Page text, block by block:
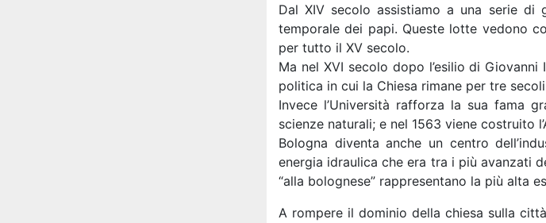
Dal XIV secolo assistiamo a una serie
temporale dei papi. Queste lotte vedono
per tutto il XV secolo.
Ma nel XVI secolo dopo l’esilio di
politica in cui la Chiesa rimane per tre
Invece l’Università rafforza la sua fama
scienze naturali; e nel 1563 viene costruito
Bologna diventa anche un centro
energia idraulica che era tra i più avanzati
“alla bolognese” rappresentano la più alta
A rompere il dominio della chiesa sulla